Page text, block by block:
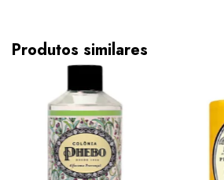
Produtos similares